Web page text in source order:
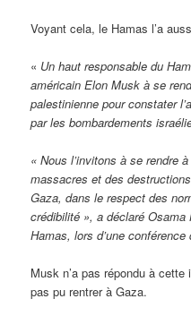
Voyant cela, le Hamas l’a
« Un haut responsable du
américain Elon Musk à se
palestinienne pour constater
par les bombardements
« Nous l’invitons à se rendre
massacres et des
Gaza, dans le respect des
crédibilité », a déclaré
Hamas, lors d’une
Musk n’a pas répondu à
pas pu rentrer à Gaza.